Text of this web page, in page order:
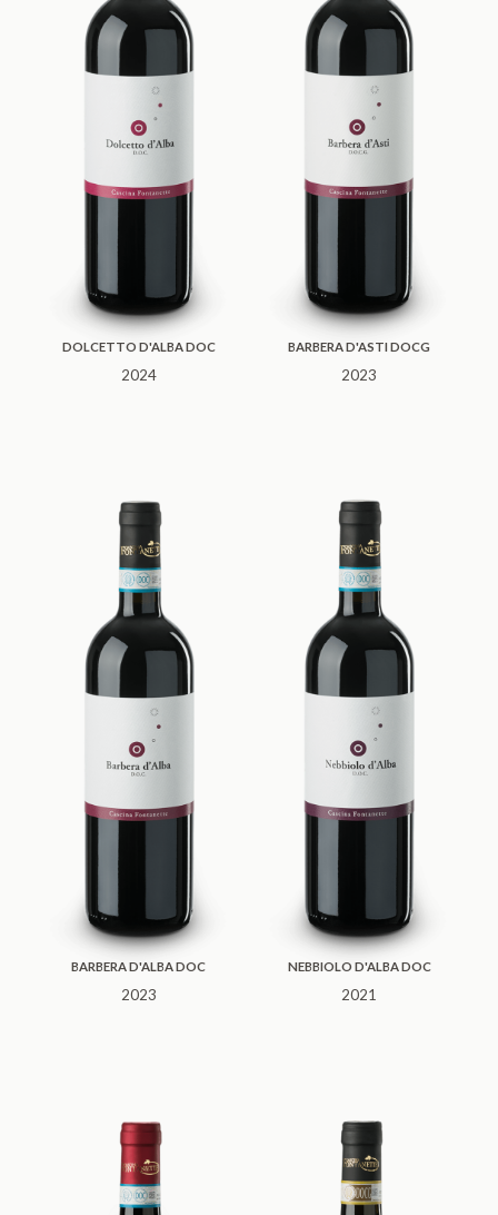
DOLCETTO D'ALBA DOC
2024
BARBERA D'ASTI DOCG
2023
BARBERA D'ALBA DOC
2023
NEBBIOLO D'ALBA DOC
2021